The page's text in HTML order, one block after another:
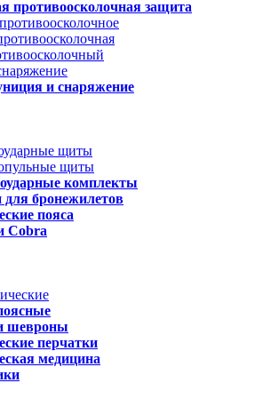
противоосколочная защита
и снаряжение
щиты
щиты
комплекты
бронежилетов
пояса
Cobra
шевроны
перчатки
медицина